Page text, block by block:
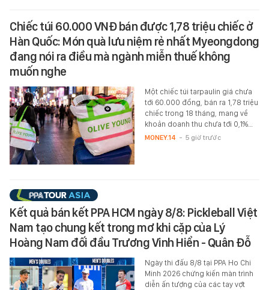
Chiếc túi 60.000 VNĐ bán được 1,78 triệu chiếc ở
Hàn Quốc: Món quà lưu niệm rẻ nhất Myeongdong
đang nói ra điều mà ngành miễn thuế không
muốn nghe
Một chiếc túi tarpaulin giá chưa
tới 60.000 đồng, bán ra 1,78 triệu
chiếc trong 18 tháng, mang về
khoản doanh thu chưa tới 0,1%…
MONEY.14 - 5 giờ trước
Kết quả bán kết PPA HCM ngày 8/8: Pickleball Việt
Nam tạo chung kết trong mơ khi cặp của Lý
Hoàng Nam đối đầu Trương Vinh Hiển - Quân Đỗ
Ngày thi đấu 8/8 tại PPA Ho Chi
Minh 2026 chứng kiến màn trình
diễn ấn tượng của các tay vợt